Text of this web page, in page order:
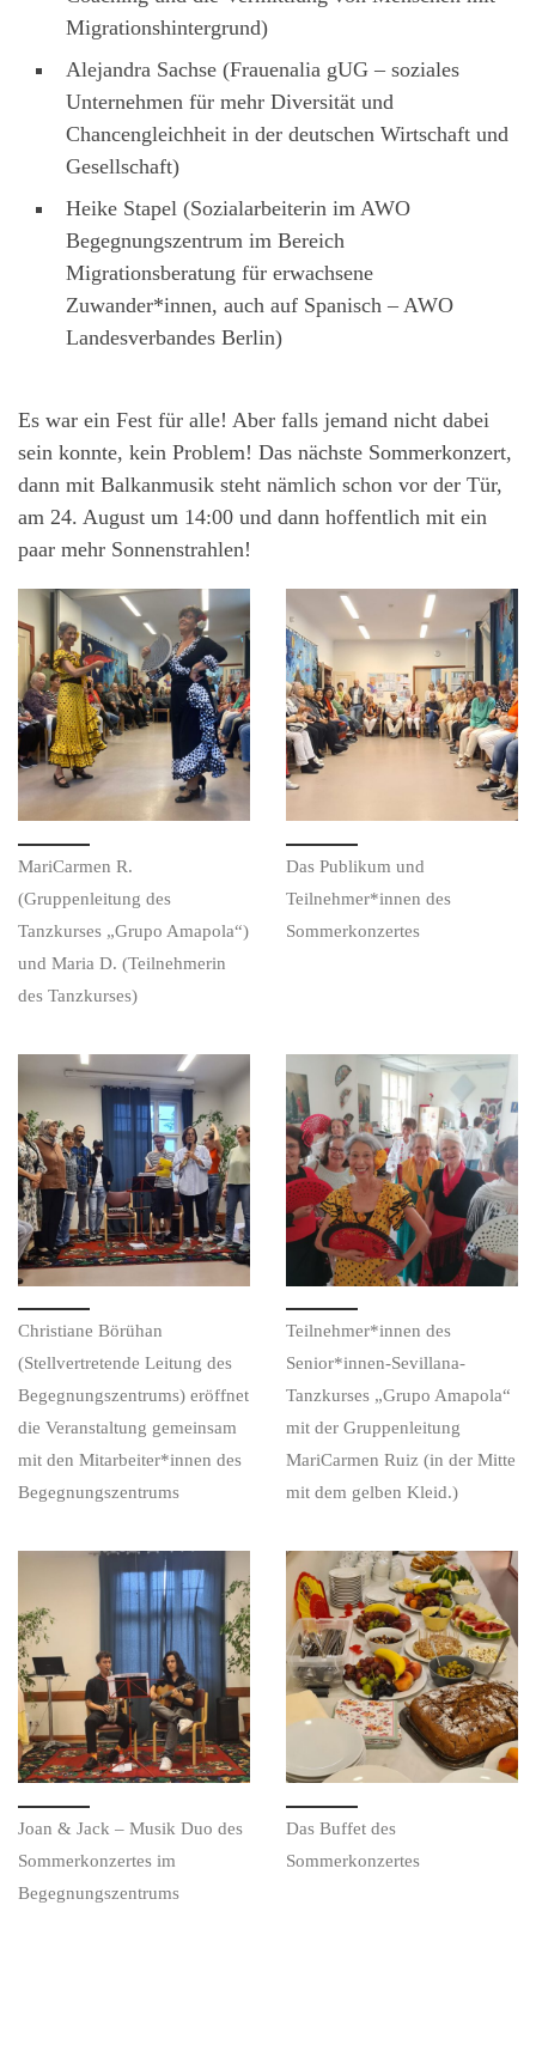
Migrationshintergrund)
Alejandra Sachse (Frauenalia gUG – soziales
Unternehmen für mehr Diversität und
Chancengleichheit in der deutschen Wirtschaft und
Gesellschaft)
Heike Stapel (Sozialarbeiterin im AWO
Begegnungszentrum im Bereich
Migrationsberatung für erwachsene
Zuwander*innen, auch auf Spanisch – AWO
Landesverbandes Berlin)
Es war ein Fest für alle! Aber falls jemand nicht dabei
sein konnte, kein Problem! Das nächste Sommerkonzert,
dann mit Balkanmusik steht nämlich schon vor der Tür,
am 24. August um 14:00 und dann hoffentlich mit ein
paar mehr Sonnenstrahlen!
MariCarmen R.
(Gruppenleitung des
Tanzkurses „Grupo Amapola“)
und Maria D. (Teilnehmerin
des Tanzkurses)
Das Publikum und
Teilnehmer*innen des
Sommerkonzertes
Christiane Börühan
(Stellvertretende Leitung des
Begegnungszentrums) eröffnet
die Veranstaltung gemeinsam
mit den Mitarbeiter*innen des
Begegnungszentrums
Teilnehmer*innen des
Senior*innen-Sevillana-
Tanzkurses „Grupo Amapola“
mit der Gruppenleitung
MariCarmen Ruiz (in der Mitte
mit dem gelben Kleid.)
Joan & Jack – Musik Duo des
Sommerkonzertes im
Begegnungszentrums
Das Buffet des
Sommerkonzertes